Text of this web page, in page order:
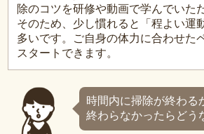
除のコツを研修や動画で学んでいた
そのため、少し慣れると「程よい運
多いです。ご自身の体力に合わせた
スタートできます。
時間内に掃除が終わる
終わらなかったらどう